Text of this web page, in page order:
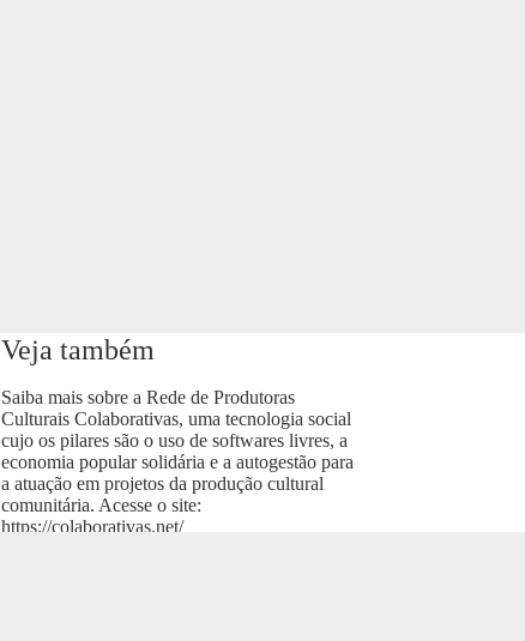
Veja também
Saiba mais sobre a Rede de Produtoras
Culturais Colaborativas, uma tecnologia social
cujo os pilares são o uso de softwares livres, a
economia popular solidária e a autogestão para
a atuação em projetos da produção cultural
comunitária. Acesse o site:
https://colaborativas.net/